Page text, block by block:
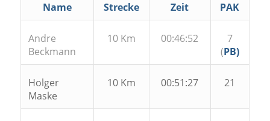
Name Strecke Zeit PAK
Andre
Beckmann
10 Km 00:46:52
7
(PB)
Holger
Maske
10 Km 00:51:27 21